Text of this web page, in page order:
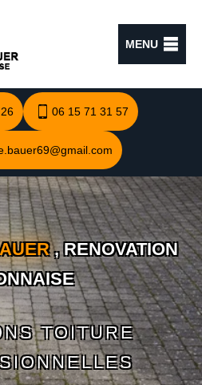
MENU
06 15 71 31 57
, RENOVATION
TOITURE